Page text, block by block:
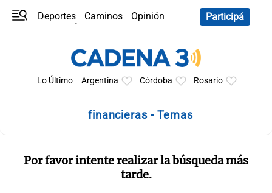
Deportes Caminos
Opinión
Participá
Lo Último Argentina Córdoba Rosario
financieras - Temas
Por favor intente realizar la búsqueda más
tarde.